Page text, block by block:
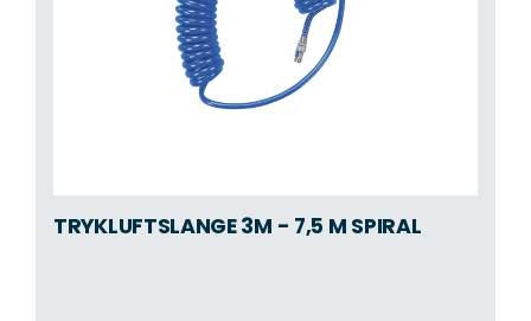
TRYKLUFTSLANGE 3M - 7,5 M SPIRAL